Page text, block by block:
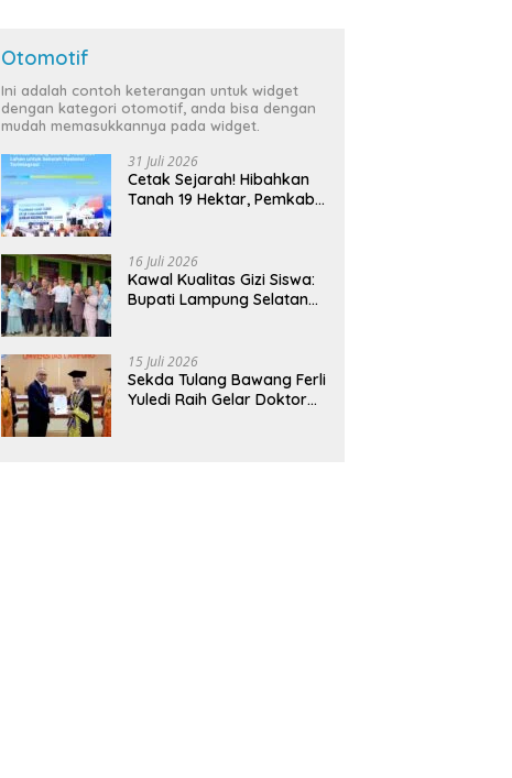
Otomotif
Ini adalah contoh keterangan untuk widget
dengan kategori otomotif, anda bisa dengan
mudah memasukkannya pada widget.
31 Juli 2026
Cetak Sejarah! Hibahkan
Tanah 19 Hektar, Pemkab
Terintegrasi Pertama di
Lampung
16 Juli 2026
Kawal Kualitas Gizi Siswa:
Bupati Lampung Selatan
Bergizi Gratis di Natar
15 Juli 2026
Sekda Tulang Bawang Ferli
Yuledi Raih Gelar Doktor